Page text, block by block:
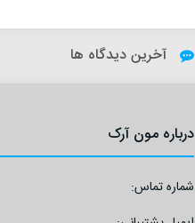
آخرین دیدگاه ها
درباره مون آرک
شماره تماس: